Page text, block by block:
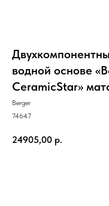
водной основе
CeramicStar»
Berger
74647
24905,00 р.